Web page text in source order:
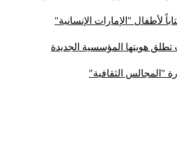
تطلق هويتها المؤسسية الجديدة
"المجالس الثقافية"